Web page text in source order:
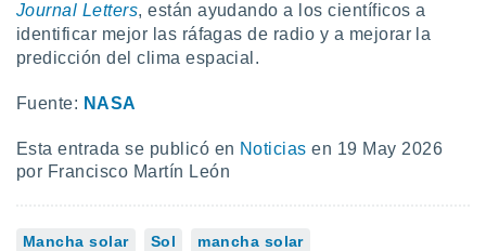
Journal Letters, están ayudando a los científicos a
identificar mejor las ráfagas de radio y a mejorar la
predicción del clima espacial.
Fuente: NASA
Esta entrada se publicó en Noticias en 19 May 2026
por Francisco Martín León
Mancha solar Sol mancha solar